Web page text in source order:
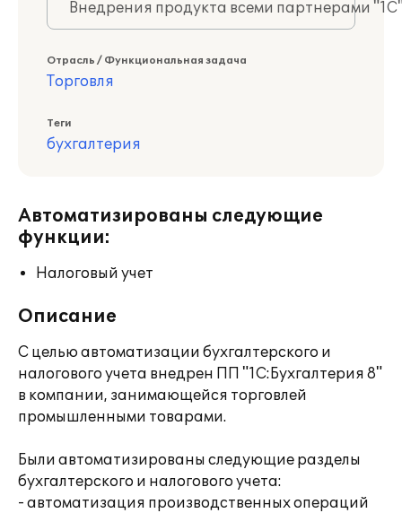
Внедрения продукта всеми партнерами
Отрасль / Функциональная задача
Торговля
Теги
бухгалтерия
Автоматизированы следующие
функции:
Налоговый учет
Описание
С целью автоматизации бухгалтерского и
налогового учета внедрен ПП "1С:Бухгалтерия 8"
в компании, занимающейся торговлей
промышленными товарами.
Были автоматизированы следующие разделы
бухгалтерского и налогового учета:
- автоматизация производственных операций